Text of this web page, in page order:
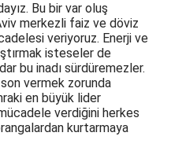
Bu bir var oluş
merkezli faiz ve döviz
veriyoruz. Enerji ve
isteseler de
bu inadı sürdüremezler.
vermek zorunda
en büyük lider
verdiğini herkes
kurtarmaya